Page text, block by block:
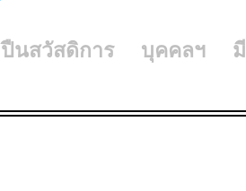
ปืนสวัสดิการ บุคคลฯ